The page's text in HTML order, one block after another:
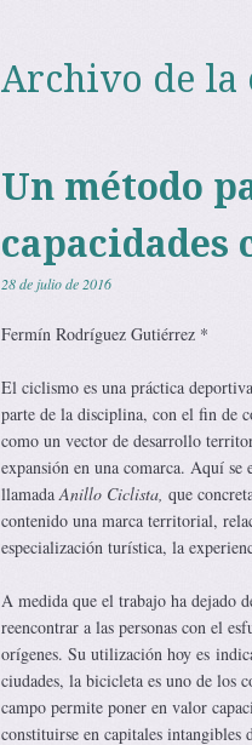
Archivo de la
Un método
28 de julio de 2016
Fermín Rodríguez Gutiérrez *
El ciclismo es una práctica
parte de la disciplina, con el fin de
como un vector de desarrollo
expansión en una comarca. Aquí
llamadaAnillo Ciclista, que
contenido una marca territorial,
especialización turística, la
A medida que el trabajo ha dejado
reencontrar a las personas con el
orígenes. Su utilización hoy es
ciudades, la bicicleta es uno de los
campo permite poner en valor
constituirse en capitales intangibles